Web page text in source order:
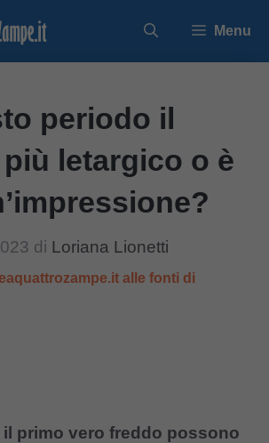
Menu
periodo il
letargico o è
di Loriana Lionetti
alle fonti di
il primo vero freddo possono